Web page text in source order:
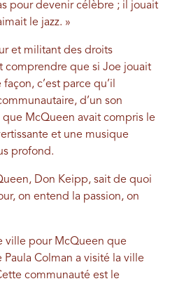
pour devenir célèbre ; il jouait
le jazz. »
et militant des droits
comprendre que si Joe jouait
c’est parce qu’il
d’un son
McQueen avait compris le
et une musique
profond.
Don Keipp, sait de quoi
on entend la passion, on
ville pour McQueen que
Colman a visité la ville
communauté est le